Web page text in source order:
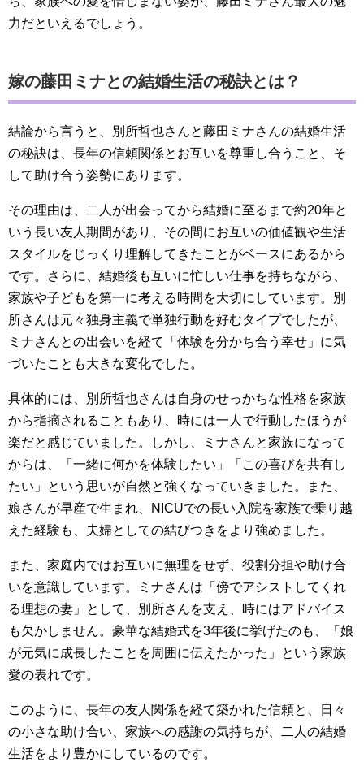
力だといえるでしょう。
嫁の藤田ミナとの結婚生活の秘訣とは？
結論から言うと、別所哲也さんと藤田ミナさんの結婚生活
の秘訣は、長年の信頼関係とお互いを尊重し合うこと、そ
して助け合う姿勢にあります。
その理由は、二人が出会ってから結婚に至るまで約20年と
いう長い友人期間があり、その間にお互いの価値観や生活
スタイルをじっくり理解してきたことがベースにあるから
です。さらに、結婚後も互いに忙しい仕事を持ちながら、
家族や子どもを第一に考える時間を大切にしています。別
所さんは元々独身主義で単独行動を好むタイプでしたが、
ミナさんとの出会いを経て「体験を分かち合う幸せ」に気
づいたことも大きな変化でした。
具体的には、別所哲也さんは自身のせっかちな性格を家族
から指摘されることもあり、時には一人で行動したほうが
楽だと感じていました。しかし、ミナさんと家族になって
からは、「一緒に何かを体験したい」「この喜びを共有し
たい」という思いが自然と強くなっていきました。また、
娘さんが早産で生まれ、NICUでの長い入院を家族で乗り越
えた経験も、夫婦としての結びつきをより強めました。
また、家庭内ではお互いに無理をせず、役割分担や助け合
いを意識しています。ミナさんは「傍でアシストしてくれ
る理想の妻」として、別所さんを支え、時にはアドバイス
も欠かしません。豪華な結婚式を3年後に挙げたのも、「娘
が元気に成長したことを周囲に伝えたかった」という家族
愛の表れです。
このように、長年の友人関係を経て築かれた信頼と、日々
の小さな助け合い、家族への感謝の気持ちが、二人の結婚
生活をより豊かにしているのです。